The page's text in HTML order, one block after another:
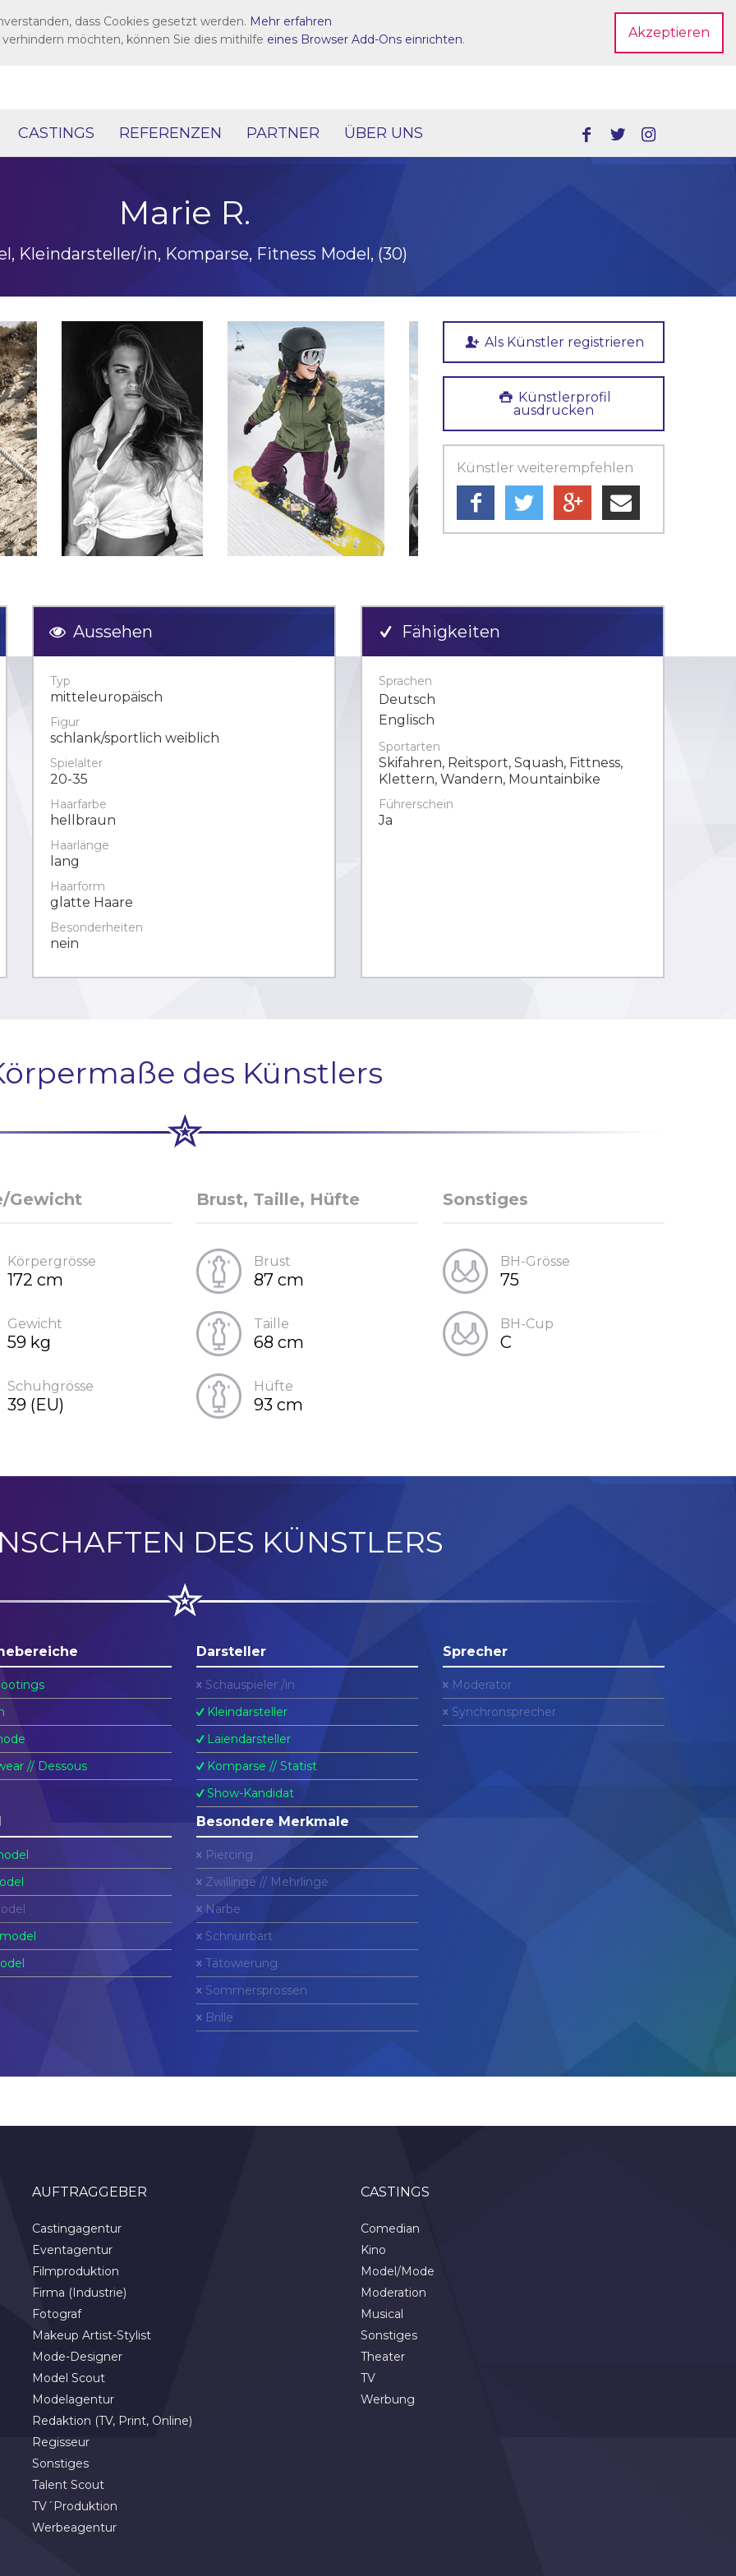
Dein Account
CASTINGS REFERENZEN PARTNER ÜBER UNS
Marie R.
Kleindarsteller/in, Komparse, Fitness Model, (30)
Als Künstler registrieren
Künstlerprofil
ausdrucken
Künstler weiterempfehlen
Aussehen
Typ
mitteleuropäisch
Figur
schlank/sportlich weiblich
Spielalter
20-35
Haarfarbe
hellbraun
Haarlänge
lang
Haarform
glatte Haare
Besonderheiten
nein
Fähigkeiten
Sprachen
Deutsch
Englisch
Sportarten
Skifahren, Reitsport, Squash, Fittness,
Klettern, Wandern, Mountainbike
Führerschein
Ja
des Künstlers
Gewicht
Körpergrösse
172 cm
Gewicht
59 kg
Schuhgrösse
39 (EU)
Brust, Taille, Hüfte
Brust
87 cm
Taille
68 cm
Hüfte
93 cm
Sonstiges
BH-Grösse
75
BH-Cup
C
DES KÜNSTLERS
// Dessous
Darsteller
Schauspieler /in
Kleindarsteller
Laiendarsteller
Komparse // Statist
Show-Kandidat
Sprecher
Moderator
Synchronsprecher
Besondere Merkmale
Piercing
Zwillinge // Mehrlinge
Narbe
Schnurrbart
Tätowierung
Sommersprossen
Brille
AUFTRAGGEBER
Castingagentur
Eventagentur
Filmproduktion
Firma (Industrie)
Fotograf
Makeup Artist-Stylist
Mode-Designer
Model Scout
Modelagentur
Redaktion (TV, Print, Online)
Regisseur
Sonstiges
Talent Scout
TV´Produktion
Werbeagentur
CASTINGS
Comedian
Kino
Model/Mode
Moderation
Musical
Sonstiges
Theater
TV
Werbung
Akzeptieren
dass Cookies gesetzt werden. Mehr erfahren
möchten, können Sie dies mithilfe eines Browser Add-Ons einrichten.